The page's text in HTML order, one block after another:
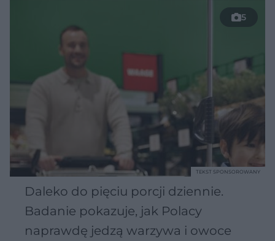
5
Daleko do pięciu porcji dziennie.
Badanie pokazuje, jak Polacy
naprawdę jedzą warzywa i owoce
TEKST SPONSOROWANY